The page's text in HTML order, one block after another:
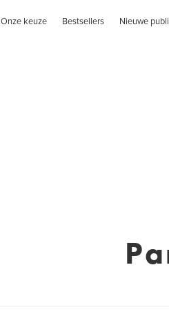
Onze keuze Bestsellers Nieuwe